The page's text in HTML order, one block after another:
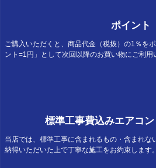
ポイント
ご購入いただくと、商品代金（税抜）の1％を
ント=1円」として次回以降のお買い物にご利用
標準工事費込みエアコ
当店では、標準工事に含まれるもの・含まれな
納得いただいた上で丁寧な施工をお約束します。